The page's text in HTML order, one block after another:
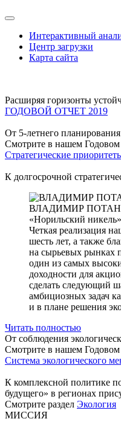
Интерактивный
Центр загрузки
Карта сайта
Расширяя горизонты
ГОДОВОЙ ОТЧЕТ 2019
От 5-летнего планирования
Смотрите в нашем Годовом
Стратегические
К долгосрочной
ВЛАДИМИР
«Норильский никель»
Четкая реализация
шесть лет, а также
на сырьевых рынках
один из самых
доходности для
сделать следующий
амбициозных задач
и в плане решения
Читать полностью
От соблюдения
Смотрите в нашем Годовом
Система экологического
К комплексной политике
будущего» в регионах
Смотрите раздел Экология
МИССИЯ